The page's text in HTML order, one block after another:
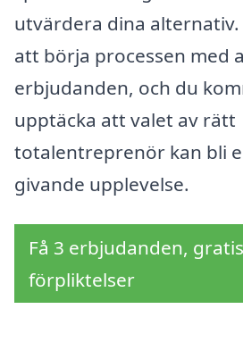
utvärdera dina alternativ.
att börja processen med
erbjudanden, och du
upptäcka att valet av rätt
totalentreprenör kan bli
givande upplevelse.
Få 3 erbjudanden,
förpliktelser